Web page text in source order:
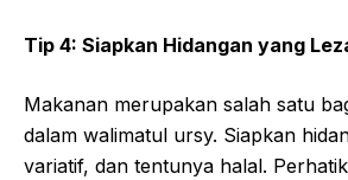
Tip 4: Siapkan Hidangan yang
Makanan merupakan salah satu
dalam walimatul ursy. Siapkan
variatif, dan tentunya halal.